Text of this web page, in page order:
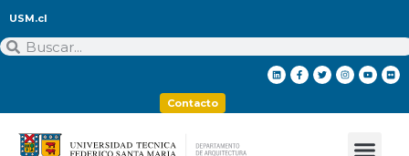
USM.cl
Contacto